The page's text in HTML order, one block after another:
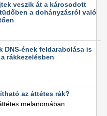
veszik át a károsodott
a dohányzásról való
DNS-ének feldarabolása is
rákkezelésben
az áttétes rák?
melanomában